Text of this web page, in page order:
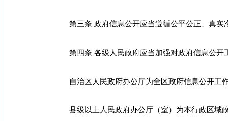
第三条 政府信息公开应当遵循公平公正、真实
第四条 各级人民政府应当加强对政府信息公
自治区人民政府办公厅为全区政府信息公开工
县级以上人民政府办公厅（室）为本行政区域